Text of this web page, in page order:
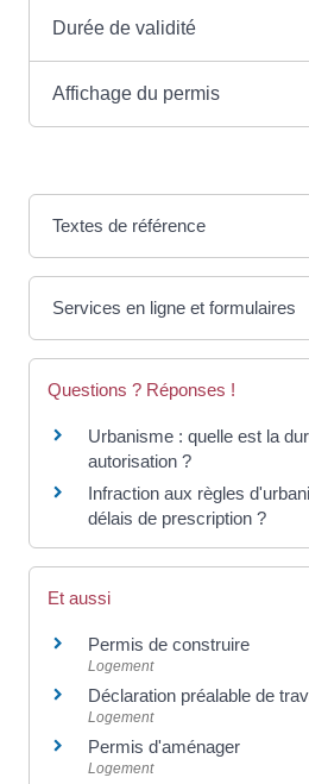
Durée de validité
Affichage du permis
Textes de référence
Services en ligne et formulaires
Questions ? Réponses !
Urbanisme : quelle est la
autorisation ?
Infraction aux règles
délais de prescription ?
Et aussi
Permis de construire
Logement
Déclaration préalable de
Logement
Permis d'aménager
Logement